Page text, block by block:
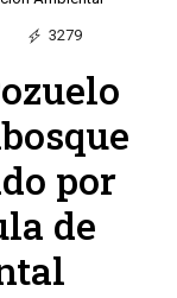
3279
por
de